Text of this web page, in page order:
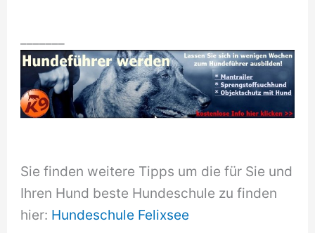
Sie finden weitere Tipps um die für Sie und
Ihren Hund beste Hundeschule zu finden
hier: Hundeschule Felixsee